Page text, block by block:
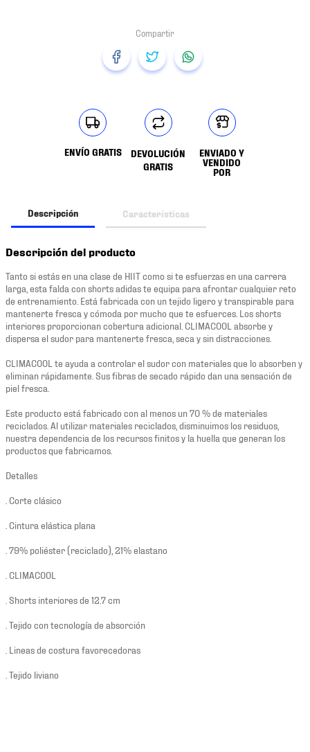
ENVÍO GRATIS
DEVOLUCIÓN
GRATIS
ENVIADO Y
VENDIDO
POR
Descripción Características
Descripción del producto
Tanto si estás en una clase de HIIT como si te esfuerzas en una carrera
larga, esta falda con shorts adidas te equipa para afrontar cualquier reto
de entrenamiento. Está fabricada con un tejido ligero y transpirable para
mantenerte fresca y cómoda por mucho que te esfuerces. Los shorts
interiores proporcionan cobertura adicional. CLIMACOOL absorbe y
dispersa el sudor para mantenerte fresca, seca y sin distracciones.
CLIMACOOL te ayuda a controlar el sudor con materiales que lo absorben y
eliminan rápidamente. Sus fibras de secado rápido dan una sensación de
piel fresca.
Este producto está fabricado con al menos un 70 % de materiales
reciclados. Al utilizar materiales reciclados, disminuimos los residuos,
nuestra dependencia de los recursos finitos y la huella que generan los
productos que fabricamos.
Detalles
. Corte clásico
. Cintura elástica plana
. 79% poliéster (reciclado), 21% elastano
. CLIMACOOL
. Shorts interiores de 12.7 cm
. Tejido con tecnología de absorción
. Lineas de costura favorecedoras
. Tejido liviano